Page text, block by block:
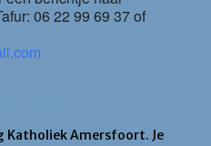
06 22 99 69 37 of
Katholiek Amersfoort. Je